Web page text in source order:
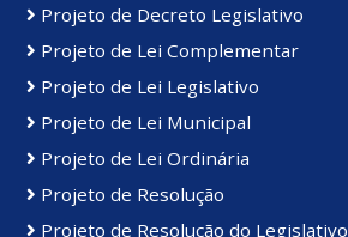
Projeto de Decreto Legislativo
Projeto de Lei Complementar
Projeto de Lei Legislativo
Projeto de Lei Municipal
Projeto de Lei Ordinária
Projeto de Resolução
Projeto de Resolução do Legislativo